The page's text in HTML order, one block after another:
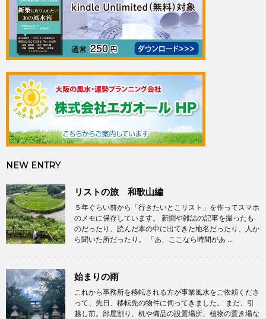
NEW ENTRY
リストの旅 和歌山編
５年ぐらい前から「行きたいとこリスト」を作ってスマホ
のメモに保存しています。 新聞や雑誌の記事を撮ったも
のだったり、読んだ本の中に出てきた地名だったり、人か
ら聞いた所だったり。 「あ、ここなら時間があ ...
始まりの雨
これから事務所を移転される方が事業風水をご依頼くださ
って、先日、移転先の物件に伺ってきました。 まだ、引
越し前。部屋割り、机や備品の設置場所、植物の置き場な